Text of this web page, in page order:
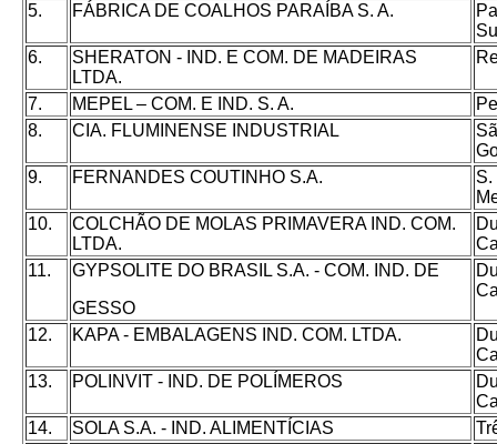
5. FÁBRICA DE COALHOS PARAÍBA S. A.
6.
SHERATON - IND. E COM. DE MADEIRAS
LTDA.
7. MEPEL – COM. E IND. S. A.
8.
CIA. FLUMINENSE INDUSTRIAL
9.
FERNANDES COUTINHO S.A.
S.
10.
COLCHÃO DE MOLAS PRIMAVERA IND. COM.
LTDA.
11.
GYPSOLITE DO BRASIL S.A. - COM. IND. DE
GESSO
12. KAPA - EMBALAGENS IND. COM. LTDA.
13.
POLINVIT - IND. DE POLÍMEROS
14.
SOLA S.A. - IND. ALIMENTÍCIAS